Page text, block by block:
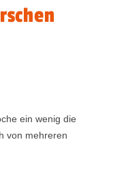
ein wenig die
von mehreren